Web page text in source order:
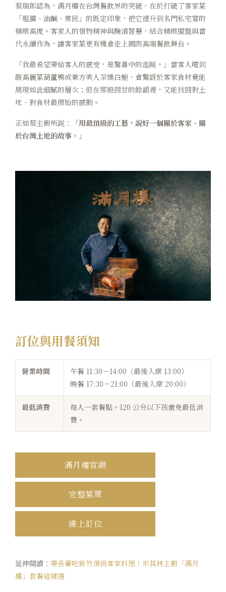
蔡瑞郎認為，滿月樓在台灣餐飲界的突破，在於打破了客家菜
「粗獷、油鹹、常民」的既定印象，把它提升到名門私宅宴的
精緻高度。客家人的惜物精神與醃漬智慧，結合精緻擺盤與當
代永續作為，讓客家菜更有機會走上國際高端餐飲舞台。
「我最希望帶給客人的感受，是驚喜中的溫暖。」當客人嚐到
酸高麗菜葫蘆鴨或東方美人茶燻白鯧，會驚訝於客家食材竟能
展現如此細膩的層次；但在那股回甘的餘韻裡，又能找回對土
地、對食材最原始的感動。
正如蔡主廚所說：
「用最頂級的工藝，說好一個關於客家、關
於台灣土地的故事。」
訂位與用餐須知
營業時間
午餐 11:30－14:00（最後入席 13:00）
晚餐 17:30－21:00（最後入席 20:00）
最低消費
每人一套餐點。120 公分以下孩童免最低消
費。
滿月樓官網
完整菜單
線上訂位
延伸閱讀： 帶長輩吃新竹頂級客家料理！米其林主廚「滿月
樓」套餐這樣選